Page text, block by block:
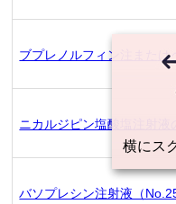
ブプレノルフィン注または
ニカルジピン塩酸塩注射液
バソプレシン注射液（